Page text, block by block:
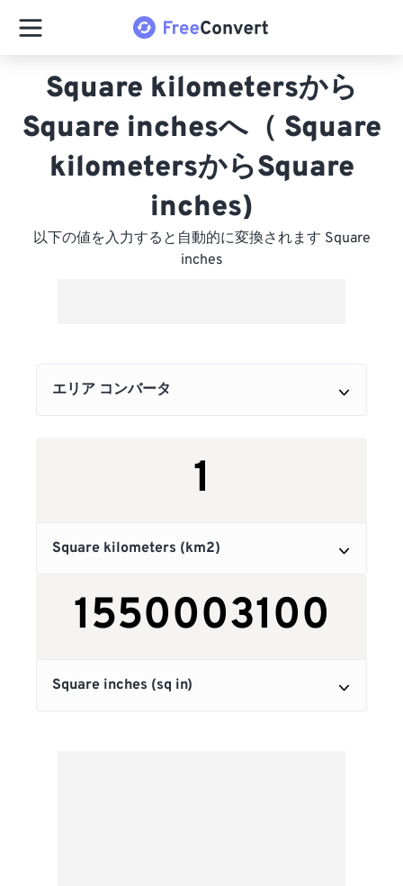
Square kilometersから
Square inchesへ（ Square
kilometersからSquare
inches)
以下の値を入力すると自動的に変換されます Square
inches